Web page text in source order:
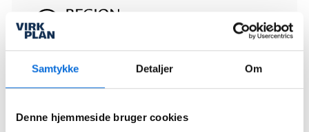
Samtykke Detaljer Om
Denne hjemmeside bruger cookies
Nordjylland. Regionen driver hospitaler, psykiatri
og specialiserede behandlingstilbud for mere end
regionen med regional udvikling, infrastruktur og